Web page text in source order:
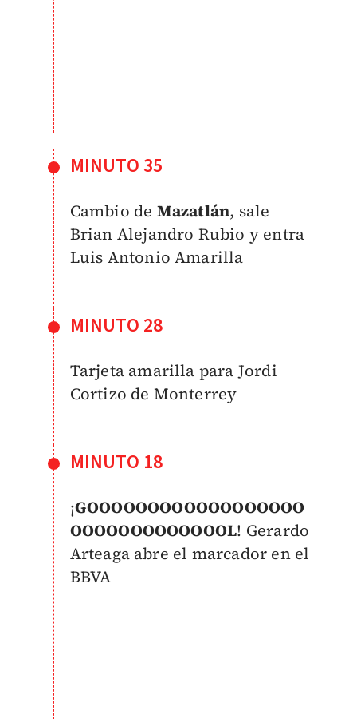
MINUTO 35
Cambio de Mazatlán, sale
Brian Alejandro Rubio y entra
Luis Antonio Amarilla
MINUTO 28
Tarjeta amarilla para Jordi
Cortizo de Monterrey
MINUTO 18
¡GOOOOOOOOOOOOOOOOOO
OOOOOOOOOOOOOL! Gerardo
Arteaga abre el marcador en el
BBVA